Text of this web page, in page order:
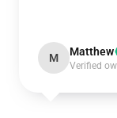
M Matthew
Verified